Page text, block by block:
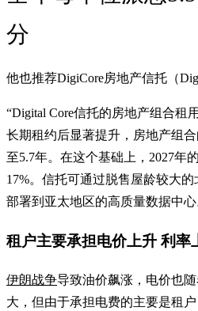
分
他也推荐DigiCore房地产信托（
“Digital Core信托的房地产组合租
长期租约后显著提升，房地产组
至5.7年。在这个基础上，2027年
17%。信托可通过脱售屋龄较大
部署到亚太地区的高质量数据中心
租户主要承担电价上升 利率
伊朗战争导致油价飙涨，电价也
大，但由于承担电费的主要是租